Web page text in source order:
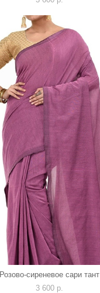
Розово-сиреневое сари тант
3 600 p.